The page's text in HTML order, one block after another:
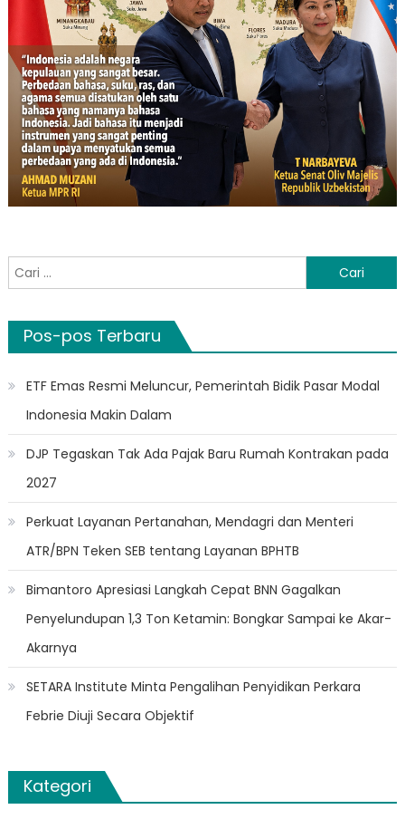
Cari
untuk:
Pos-pos Terbaru
ETF Emas Resmi Meluncur, Pemerintah Bidik Pasar Modal
Indonesia Makin Dalam
DJP Tegaskan Tak Ada Pajak Baru Rumah Kontrakan pada
2027
Perkuat Layanan Pertanahan, Mendagri dan Menteri
ATR/BPN Teken SEB tentang Layanan BPHTB
Bimantoro Apresiasi Langkah Cepat BNN Gagalkan
Penyelundupan 1,3 Ton Ketamin: Bongkar Sampai ke Akar-
Akarnya
SETARA Institute Minta Pengalihan Penyidikan Perkara
Febrie Diuji Secara Objektif
Kategori